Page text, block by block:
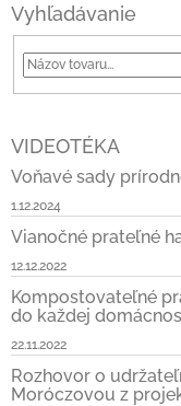
Vyhľadávanie
VIDEOTÉKA
Voňavé sady
1.12.2024
Vianočné prateľné
12.12.2022
Kompostovateľné
do každej
22.11.2022
Rozhovor o
Moróczovou z